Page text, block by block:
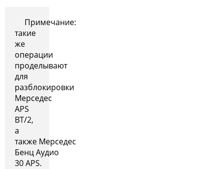
Примечание:
такие
же
операции
проделывают
для
разблокировки
Мерседес
APS
BT/2,
а
также Мерседес
Бенц Аудио
30 APS.